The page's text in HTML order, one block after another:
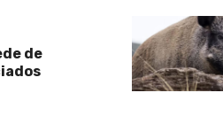
de